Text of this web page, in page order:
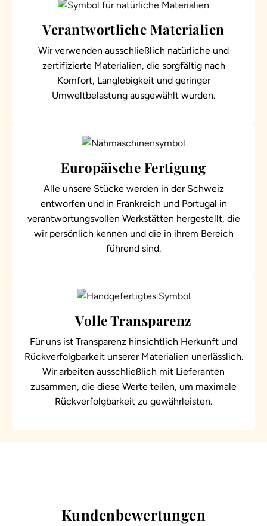
Verantwortliche Materialien
Wir verwenden ausschließlich natürliche und
zertifizierte Materialien, die sorgfältig nach
Komfort, Langlebigkeit und geringer
Umweltbelastung ausgewählt wurden.
Europäische Fertigung
Alle unsere Stücke werden in der Schweiz
entworfen und in Frankreich und Portugal in
verantwortungsvollen Werkstätten hergestellt, die
wir persönlich kennen und die in ihrem Bereich
führend sind.
Volle Transparenz
Für uns ist Transparenz hinsichtlich Herkunft und
Rückverfolgbarkeit unserer Materialien unerlässlich.
Wir arbeiten ausschließlich mit Lieferanten
zusammen, die diese Werte teilen, um maximale
Rückverfolgbarkeit zu gewährleisten.
Kundenbewertungen